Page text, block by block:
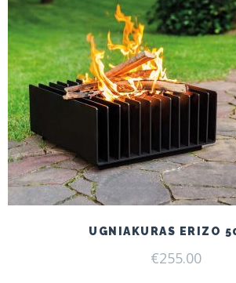
UGNIAKURAS ERIZO
€255.00